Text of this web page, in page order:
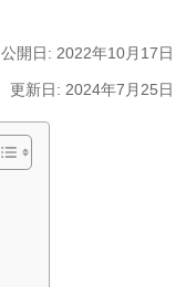
公開日: 2022年10月17日
更新日: 2024年7月25日